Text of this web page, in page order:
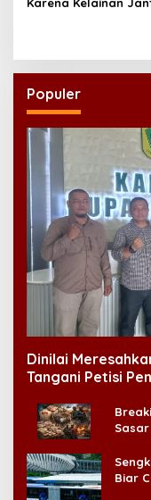
Populer
Dinilai
Tangani Petisi
Biar